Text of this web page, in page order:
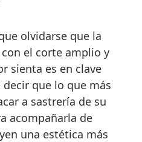
olvidarse que la
el corte amplio y
sienta es en clave
que lo que más
a sastrería de su
acompañarla de
una estética más